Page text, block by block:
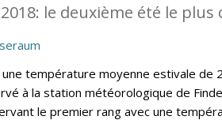
le deuxième été le plus
une température moyenne estivale de
à la station météorologique de
le premier rang avec une